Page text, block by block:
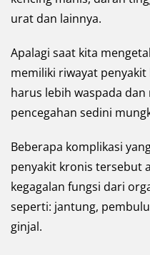
urat dan lainnya.
Apalagi saat kita
memiliki riwayat
harus lebih waspada
pencegahan sedini
Beberapa komplikasi
penyakit kronis tersebut
kegagalan fungsi dari
seperti: jantung,
ginjal.